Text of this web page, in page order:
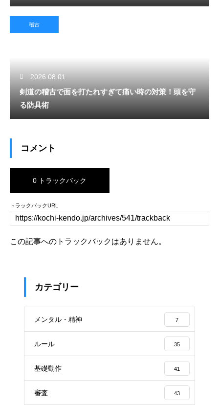
稽古
2026.08.01
剣道の稽古で面を打たれすぎて痛い時の対策！頭を守
る防具術
コメント
0 トラックバック
トラックバックURL
この記事へのトラックバックはありません。
カテゴリー
メンタル・精神 7
ルール 35
基礎動作 41
審査 43